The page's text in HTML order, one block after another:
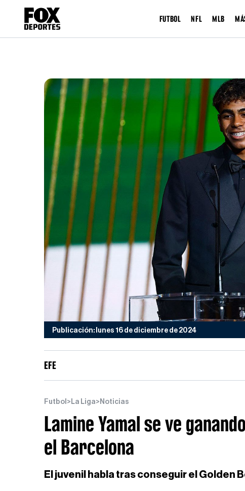
FUTBOL NFL MLB
Publicación: lunes 16 de diciembre de 2024
EFE
Futbol > La Liga> Noticias
Lamine Yamal se ve
el Barcelona
El juvenil habla tras conseguir el Golden